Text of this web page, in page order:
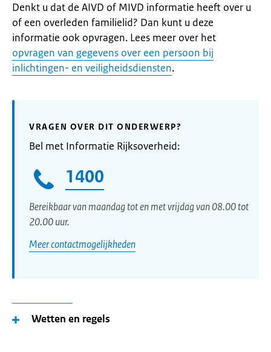
Denkt u dat de AIVD of MIVD informatie heeft over u
of een overleden familielid? Dan kunt u deze
informatie ook opvragen. Lees meer over het
opvragen van gegevens over een persoon bij
inlichtingen- en veiligheidsdiensten.
VRAGEN OVER DIT ONDERWERP?
Bel met Informatie Rijksoverheid:
1400
Bereikbaar van maandag tot en met vrijdag van 08.00 tot
20.00 uur.
Meer contactmogelijkheden
Wetten en regels